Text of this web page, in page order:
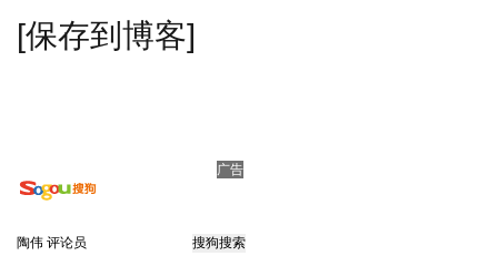
[保存到博客]
广告